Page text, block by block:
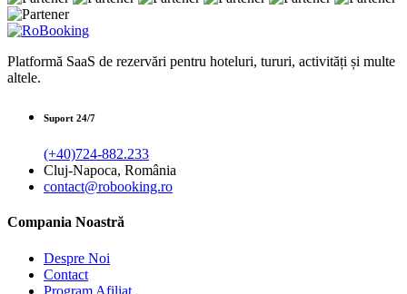
Platformă SaaS de rezervări pentru hoteluri, tururi, activități și multe
altele.
Suport 24/7
(+40)724-882.233
Cluj-Napoca, România
contact@robooking.ro
Compania Noastră
Despre Noi
Contact
Program Afiliat